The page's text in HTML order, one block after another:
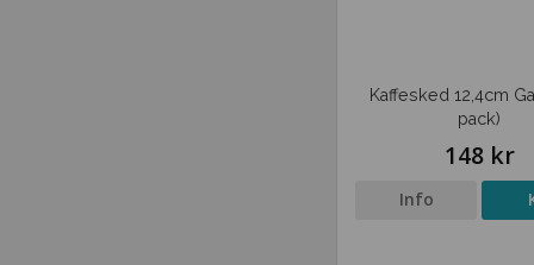
Kaffesked 12,4cm
pack)
148 kr
Info